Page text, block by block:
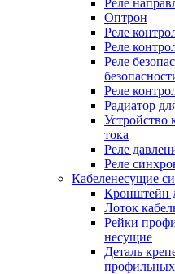
Реле
Оптрон
Реле
Реле
Реле
Реле
Радиатор
Устройство
тока
Реле
Реле
Кабеленесущие
Кронштейн
Лоток
Рейки
несущие
Деталь
профильных